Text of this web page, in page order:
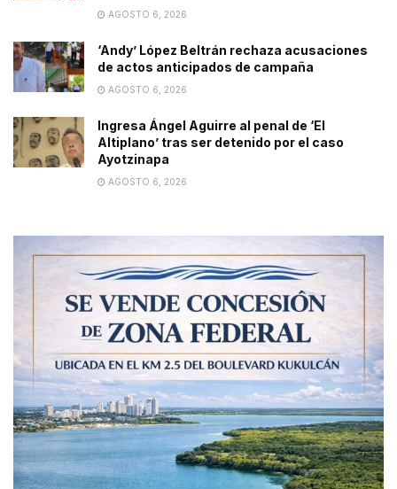
AGOSTO 6, 2026
‘Andy’ López Beltrán rechaza acusaciones
de actos anticipados de campaña
AGOSTO 6, 2026
Ingresa Ángel Aguirre al penal de ‘El
Altiplano’ tras ser detenido por el caso
Ayotzinapa
AGOSTO 6, 2026